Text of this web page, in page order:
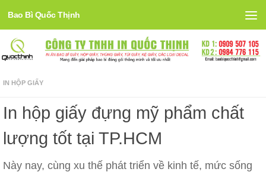
Skip to content
Bao Bì Quốc Thịnh
IN HỘP GIẤY
In hộp giấy đựng mỹ phẩm chất
lượng tốt tại TP.HCM
Này nay, cùng xu thế phát triển về kinh tế, mức sống